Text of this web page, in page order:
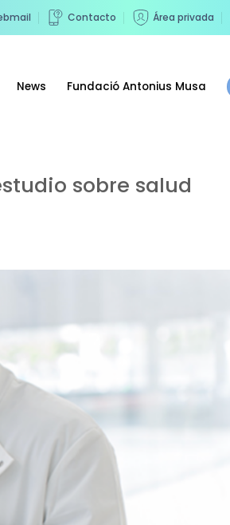
Contacto Área privada
News Fundació Antonius Musa
sobre salud